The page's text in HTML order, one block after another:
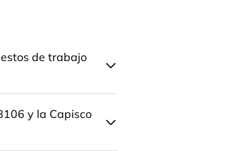
de trabajo
y la Capisco